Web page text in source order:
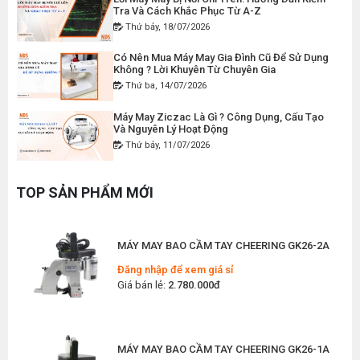
Tra Và Cách Khắc Phục Từ A-Z
Thứ bảy, 18/07/2026
Có Nên Mua Máy May Gia Đình Cũ Để Sử Dụng
Không ? Lời Khuyên Từ Chuyên Gia
Thứ ba, 14/07/2026
Máy May Ziczac Là Gì ? Công Dụng, Cấu Tạo
Và Nguyên Lý Hoạt Động
Thứ bảy, 11/07/2026
Đúng Kỹ Thuật
Hóa Giúp Xưởng May Tăng Năng Suất
Thứ bảy, 04/07/2026
Máy Sang Chỉ Là Gì? Công Dụng, Cấu Tạo Và
TOP SẢN PHẨM MỚI
Đăng nhập để xem giá sỉ
Giá bán lẻ:
2.400.000đ
MÁY MAY BAO CẦM TAY GK9-500 KHÔNG BÌNH
DẦU
Giá bán lẻ:
MÁY MAY BAO CẦM TAY CHEERING GK26-2A
Đăng nhập để xem giá sỉ
Giá bán lẻ: 2.780.000đ
MÁY MAY BAO CẦM TAY CHEERING GK26-1A